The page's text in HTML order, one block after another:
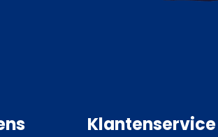
Klantenservice